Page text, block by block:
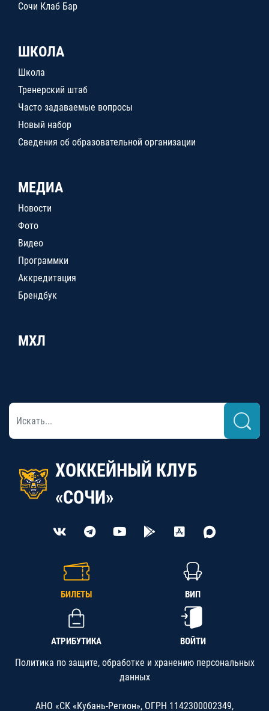
Сочи Клаб Бар
ШКОЛА
Школа
Тренерский штаб
Часто задаваемые вопросы
Новый набор
Сведения об образовательной организации
МЕДИА
Новости
Фото
Видео
Программки
Аккредитация
Брендбук
МХЛ
ХОККЕЙНЫЙ КЛУБ
«СОЧИ»
БИЛЕТЫ ВИП
АТРИБУТИКА ВОЙТИ
Политика по защите, обработке и хранению персональных
данных
АНО «СК «Кубань-Регион», ОГРН 1142300002349,